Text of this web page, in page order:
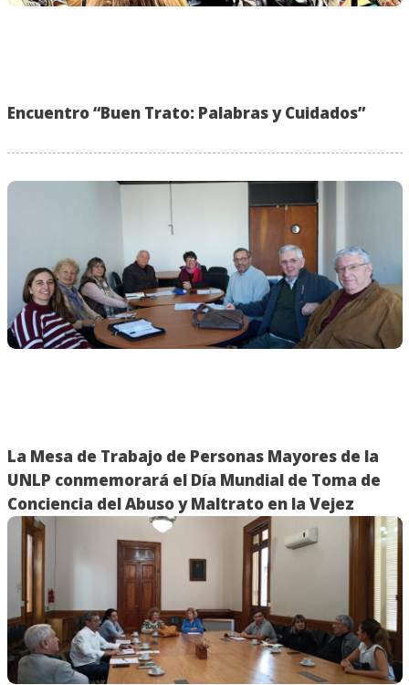
Encuentro “Buen Trato: Palabras y Cuidados”
La Mesa de Trabajo de Personas Mayores de la
UNLP conmemorará el Día Mundial de Toma de
Conciencia del Abuso y Maltrato en la Vejez